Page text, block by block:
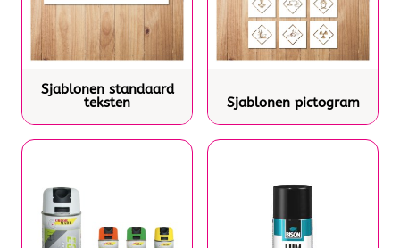
Sjablonen standaard
teksten
Sjablonen pictogram